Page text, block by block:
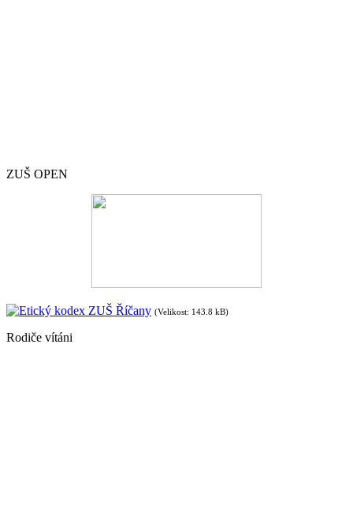
ZUŠ OPEN
Etický kodex ZUŠ Říčany (Velikost: 143.8 kB)
Rodiče vítáni